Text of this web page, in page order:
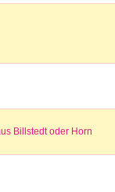
Billstedt oder Horn